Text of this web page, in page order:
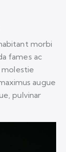
morbi
fames ac
molestie
augue
pulvinar